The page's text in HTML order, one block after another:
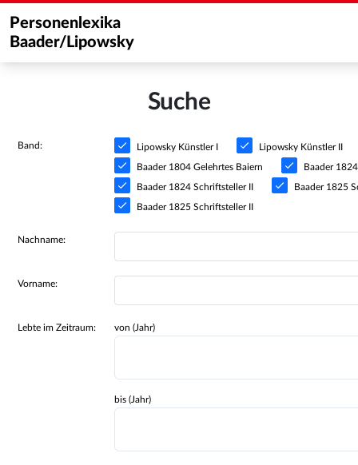
Personenlexika
Baader/Lipowsky
Suche
Band: Lipowsky Künstler I Lipowsky Künstler II
Baader 1804 Gelehrtes Baiern Baader
Baader 1824 Schriftsteller II Baader 1825
Baader 1825 Schriftsteller II
Nachname:
Vorname:
Lebte im Zeitraum: von (Jahr)
bis (Jahr)